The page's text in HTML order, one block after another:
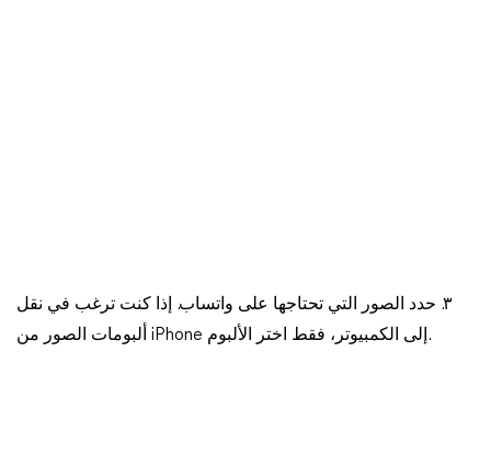
٣. حدد الصور التي تحتاجها على واتساب. إذا كنت ترغب في نقل
ألبومات الصور من iPhone إلى الكمبيوتر، فقط اختر الألبوم.